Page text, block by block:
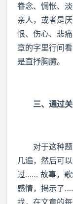
眷念、惆怅、
亲人，或者是
恨、伤心、悲
章的字里行间
是直抒胸臆。
三、通过
对于这种题
几遍，然后可
过…… 故事，
感情，揭示了
找，在文章的